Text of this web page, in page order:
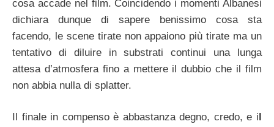
cosa accade nel film. Coincidendo i momenti Albanesi
dichiara dunque di sapere benissimo cosa sta
facendo, le scene tirate non appaiono più tirate ma un
tentativo di diluire in substrati continui una lunga
attesa d’atmosfera fino a mettere il dubbio che il film
non abbia nulla di splatter.
Il finale in compenso è abbastanza degno, credo, e il